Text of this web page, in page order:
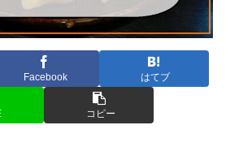
Facebook はてブ
コピー